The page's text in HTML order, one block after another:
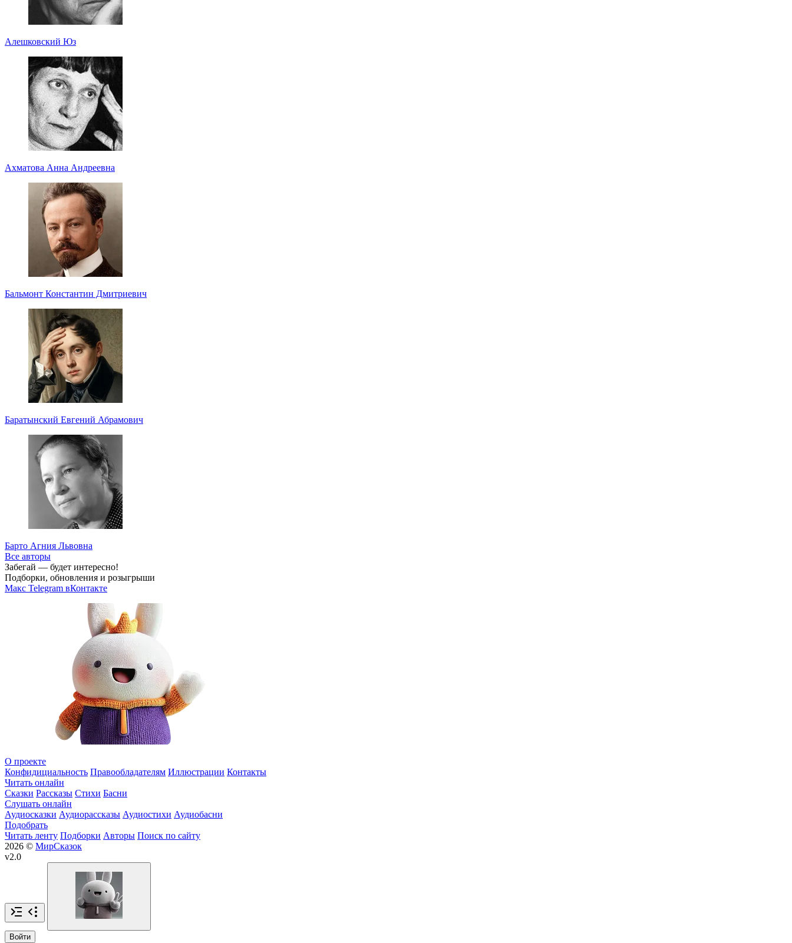
Алешковский Юз
Ахматова Анна Андреевна
Бальмонт Константин Дмитриевич
Баратынский Евгений Абрамович
Барто Агния Львовна
Все авторы
Забегай — будет интересно!
Подборки, обновления и розыгрыши
Макс Telegram вКонтакте
О проекте
Конфидициальность Правообладателям Иллюстрации Контакты
Читать онлайн
Сказки Рассказы Стихи Басни
Слушать онлайн
Аудиосказки Аудиорассказы Аудиостихи Аудиобасни
Подобрать
Читать ленту Подборки Авторы Поиск по сайту
2026 © МирСказок
v2.0
Войти